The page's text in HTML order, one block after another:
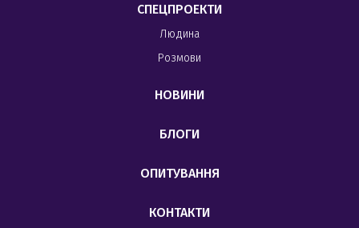
СПЕЦПРОЕКТИ
Людина
Розмови
НОВИНИ
БЛОГИ
ОПИТУВАННЯ
КОНТАКТИ